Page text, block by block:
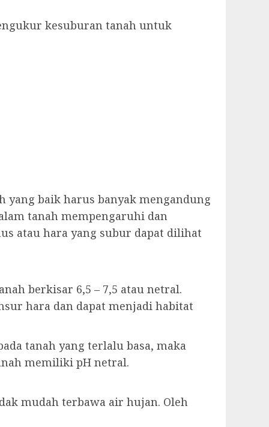
kesuburan tanah untuk
yang baik harus banyak mengandung
tanah mempengaruhi dan
atau hara yang subur dapat dilihat
berkisar 6,5 – 7,5 atau netral.
hara dan dapat menjadi habitat
tanah yang terlalu basa, maka
memiliki pH netral.
mudah terbawa air hujan. Oleh